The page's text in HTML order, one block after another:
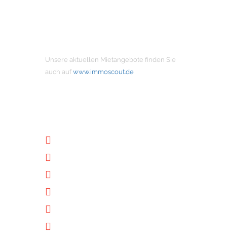
Unsere aktuellen Mietangebote finden Sie
auch auf www.immoscout.de